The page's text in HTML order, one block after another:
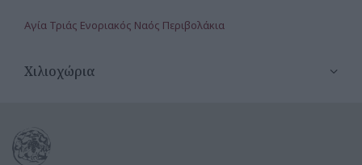
Αγία Τριάς Ενοριακός Ναός Περιβολάκια
Παπούλια
Χιλιοχώρια